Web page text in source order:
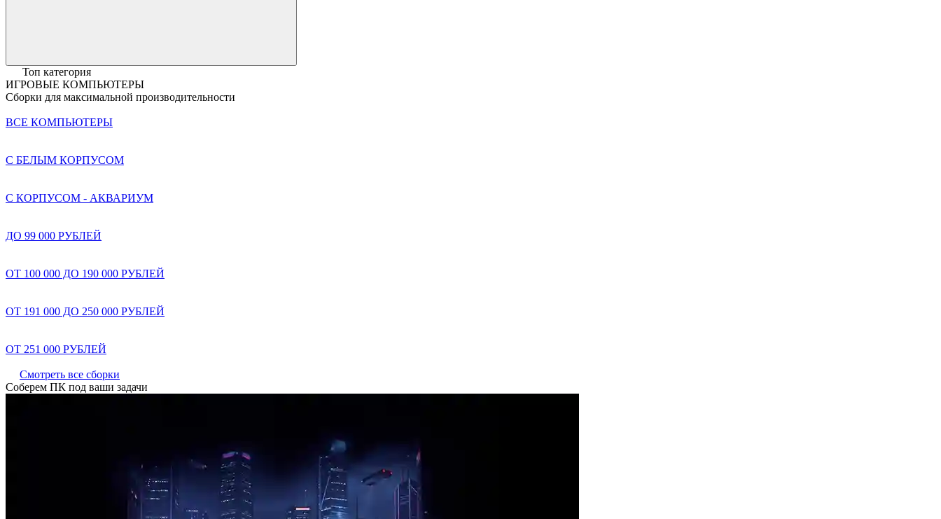
Топ категория
ИГРОВЫЕ КОМПЬЮТЕРЫ
Сборки для максимальной производительности
ВСЕ КОМПЬЮТЕРЫ
С БЕЛЫМ КОРПУСОМ
С КОРПУСОМ - АКВАРИУМ
ДО 99 000 РУБЛЕЙ
ОТ 100 000 ДО 190 000 РУБЛЕЙ
ОТ 191 000 ДО 250 000 РУБЛЕЙ
ОТ 251 000 РУБЛЕЙ
Смотреть все сборки
Соберем ПК под ваши задачи